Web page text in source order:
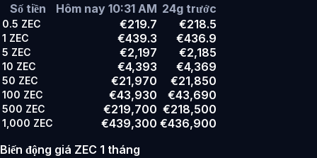
Số tiền
Hôm nay 10:31 AM 24g trước
0.5 ZEC €219.7 €218.5
1 ZEC €439.3 €436.9
5 ZEC €2,197 €2,185
10 ZEC €4,393 €4,369
50 ZEC €21,970 €21,850
100 ZEC €43,930 €43,690
500 ZEC €219,700 €218,500
1,000 ZEC €439,300 €436,900
Biến động giá ZEC 1 tháng